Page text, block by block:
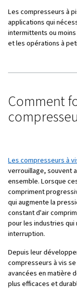
Tableau
vis
Quel est
Les
alternatifs,
l'air. Lorsque le
le piston monte,
atteint une
pour être utilisé.